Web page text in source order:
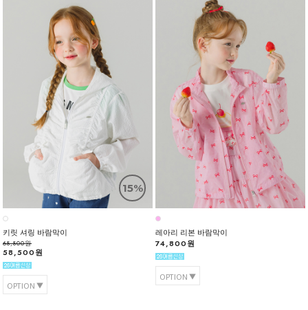
15%
키릿 셔링 바람막이
68,800원
58,500원
OPTION
레아리 리본 바람막이
74,800원
OPTION